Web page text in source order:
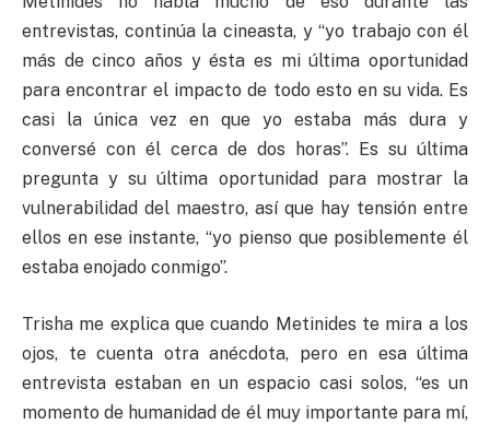
entrevistas, continúa la cineasta, y “yo trabajo con él
más de cinco años y ésta es mi última oportunidad
para encontrar el impacto de todo esto en su vida. Es
casi la única vez en que yo estaba más dura y
conversé con él cerca de dos horas”. Es su última
pregunta y su última oportunidad para mostrar la
vulnerabilidad del maestro, así que hay tensión entre
ellos en ese instante, “yo pienso que posiblemente él
estaba enojado conmigo”.
Trisha me explica que cuando Metinides te mira a los
ojos, te cuenta otra anécdota, pero en esa última
entrevista estaban en un espacio casi solos, “es un
momento de humanidad de él muy importante para mí,